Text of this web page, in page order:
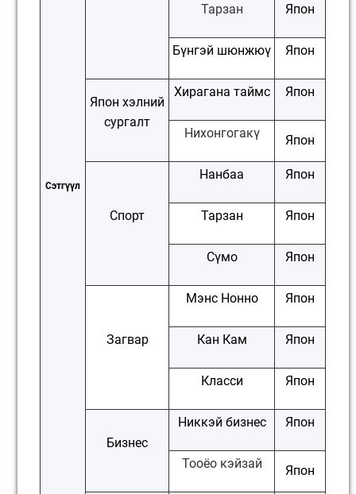
Сэтгүүл
Тарзан Япон
Бүнгэй шюнжюү Япон
Япон хэлний
сургалт
Хирагана таймс Япон
Нихонгогакү Япон
Спорт
Нанбаа Япон
Тарзан Япон
Сүмо Япон
Загвар
Мэнс Нонно Япон
Кан Кам Япон
Класси Япон
Бизнес
Никкэй бизнес Япон
Тооёо кэйзай Япон